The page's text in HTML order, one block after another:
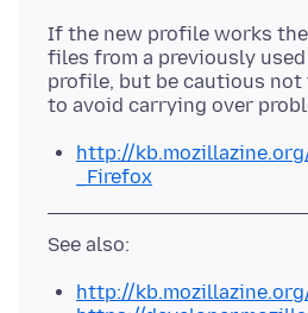
If the new profile works
files from a previously
profile, but be cautious
http://
_Firefox
http://